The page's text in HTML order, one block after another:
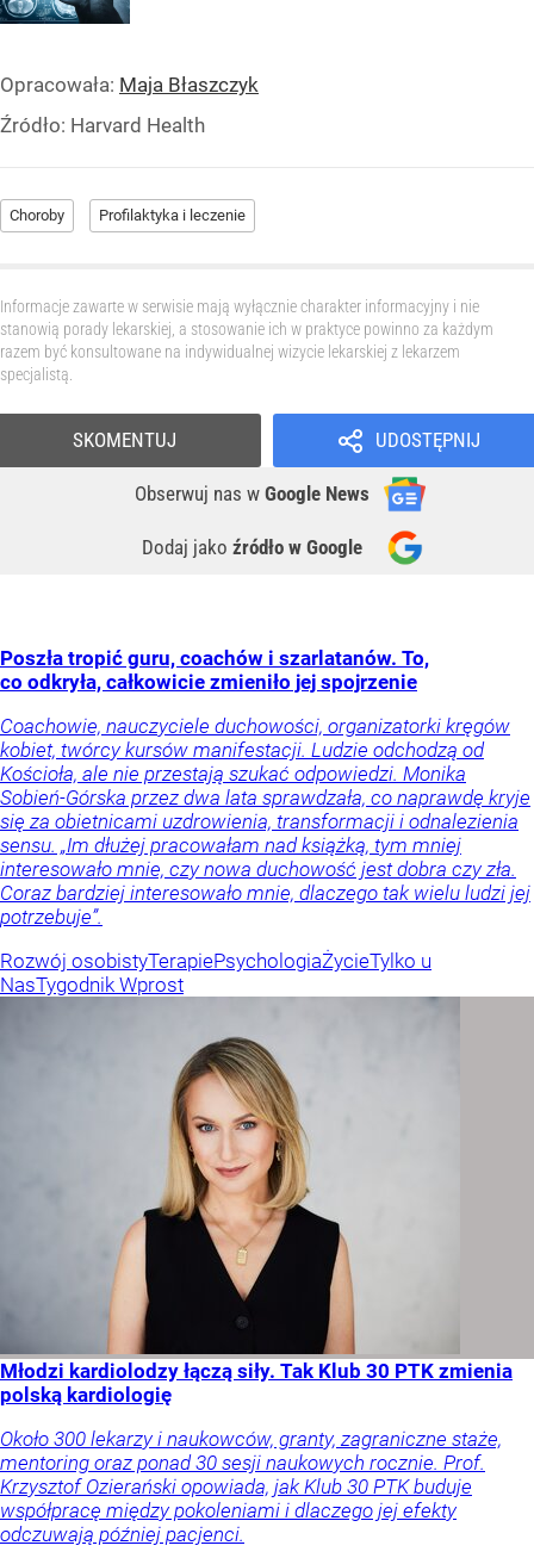
Opracowała: Maja Błaszczyk
Źródło: Harvard Health
Choroby Profilaktyka i leczenie
Informacje zawarte w serwisie mają wyłącznie charakter informacyjny i nie
stanowią porady lekarskiej, a stosowanie ich w praktyce powinno za każdym
razem być konsultowane na indywidualnej wizycie lekarskiej z lekarzem
specjalistą.
UDOSTĘPNIJ
Obserwuj nas w Google News
Dodaj jako źródło w Google
SKOMENTUJ
Poszła tropić guru, coachów i szarlatanów. To,
co odkryła, całkowicie zmieniło jej spojrzenie
Coachowie, nauczyciele duchowości, organizatorki kręgów
kobiet, twórcy kursów manifestacji. Ludzie odchodzą od
Kościoła, ale nie przestają szukać odpowiedzi. Monika
Sobień-Górska przez dwa lata sprawdzała, co naprawdę kryje
się za obietnicami uzdrowienia, transformacji i odnalezienia
sensu. „Im dłużej pracowałam nad książką, tym mniej
interesowało mnie, czy nowa duchowość jest dobra czy zła.
Coraz bardziej interesowało mnie, dlaczego tak wielu ludzi jej
potrzebuje”.
Rozwój osobistyTerapiePsychologiaŻycieTylko u
NasTygodnik Wprost
Młodzi kardiolodzy łączą siły. Tak Klub 30 PTK zmienia
polską kardiologię
Około 300 lekarzy i naukowców, granty, zagraniczne staże,
mentoring oraz ponad 30 sesji naukowych rocznie. Prof.
Krzysztof Ozierański opowiada, jak Klub 30 PTK buduje
współpracę między pokoleniami i dlaczego jej efekty
odczuwają później pacjenci.